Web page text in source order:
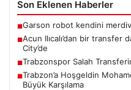
Son Eklenen Haberler
■Garson robot kendini
■Acun Ilıcalı’dan bir transfer
City’de
■Trabzonspor Salah
■Trabzon’a Hoşgeldin
Büyük Karşılama